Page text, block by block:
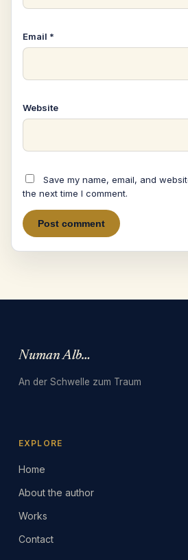
Email *
Website
Save my name, email, and
the next time I comment.
Numan Albarbari
An der Schwelle zum Traum
EXPLORE
Home
About the author
Works
Contact